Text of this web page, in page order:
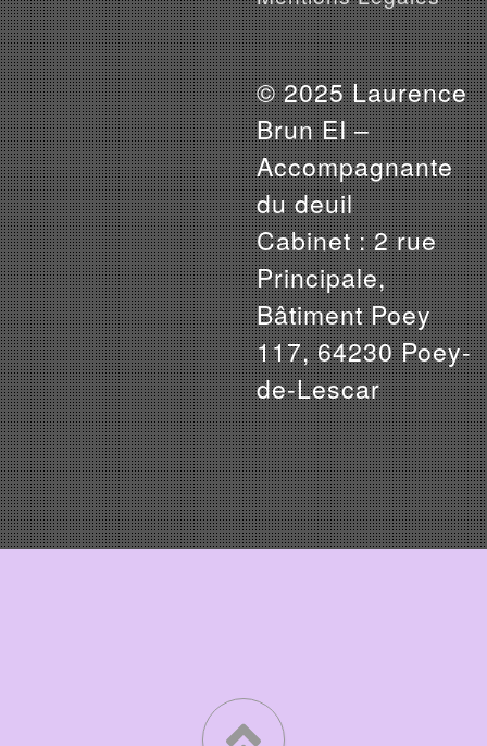
© 2025 Laurence
Brun EI –
Accompagnante
du deuil
Cabinet : 2 rue
Principale,
Bâtiment Poey
117, 64230 Poey-
de-Lescar